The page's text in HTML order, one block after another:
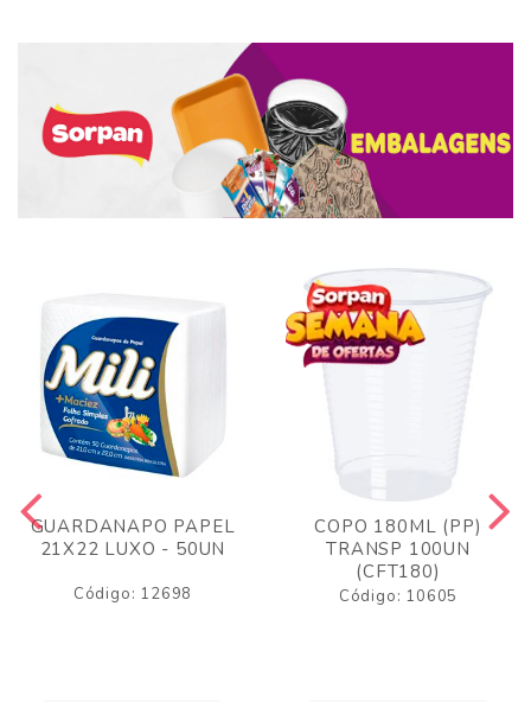
GUARDANAPO PAPEL
21X22 LUXO - 50UN
Código: 12698
COPO 180ML (PP)
TRANSP 100UN
(CFT180)
Código: 10605